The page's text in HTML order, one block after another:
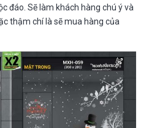
đáo. Sẽ làm khách hàng chú ý và
thậm chí là sẽ mua hàng của